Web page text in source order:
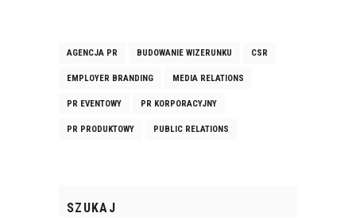
AGENCJA PR BUDOWANIE WIZERUNKU CSR
EMPLOYER BRANDING MEDIA RELATIONS
PR EVENTOWY PR KORPORACYJNY
PR PRODUKTOWY PUBLIC RELATIONS
SZUKAJ